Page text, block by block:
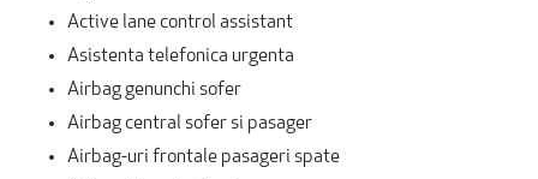
Active lane control assistant
Asistenta telefonica urgenta
Airbag genunchi sofer
Airbag central sofer si pasager
Airbag-uri frontale pasageri spate